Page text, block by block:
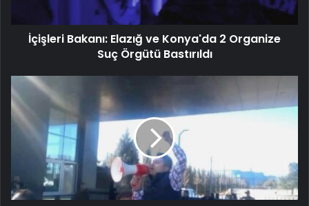
İçişleri Bakanı: Elazığ ve Konya'da 2 Organize
Suç Örgütü Bastırıldı